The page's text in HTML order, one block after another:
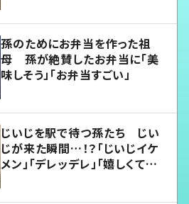
孫のためにお弁当を作った祖
母 孫が絶賛したお弁当に「美
味しそう」「お弁当すごい」
じいじを駅で待つ孫たち じい
じが来た瞬間…！？「じいじイケ
メン」「デレッデレ」「嬉しくて可